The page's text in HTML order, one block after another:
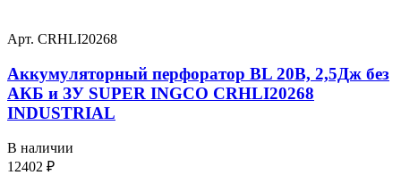
Арт. CRHLI20268
Аккумуляторный перфоратор BL 20В, 2,5Дж без
АКБ и ЗУ SUPER INGCO CRHLI20268
INDUSTRIAL
В наличии
12402 ₽